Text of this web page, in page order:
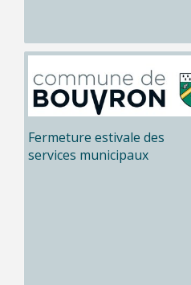
Fermeture estivale des
services municipaux